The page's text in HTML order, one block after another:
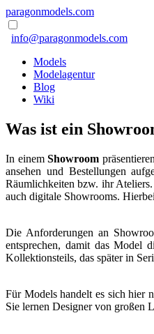
paragonmodels.com
info@paragonmodels.com
Models
Modelagentur
Blog
Wiki
Was ist ein
In einemShowroom
ansehen und Bestellungen
Räumlichkeiten bzw. ihr
auch digitale Showrooms.
Die Anforderungen an
entsprechen, damit das Model
Kollektionsteils, das später in
Für Models handelt es sich hier
Sie lernen Designer von großen